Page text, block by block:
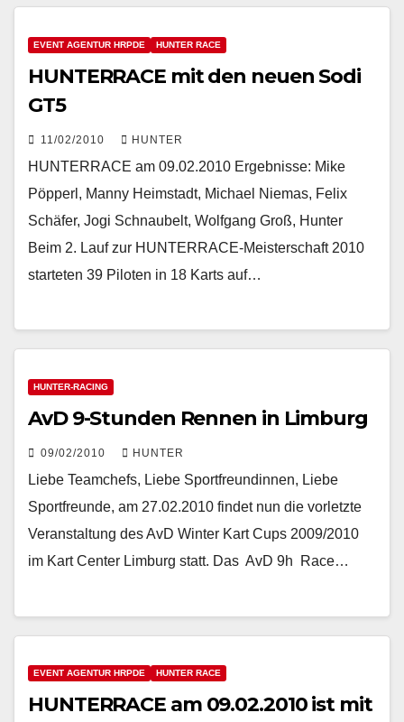
EVENT AGENTUR HRPDE HUNTER RACE
HUNTERRACE mit den neuen Sodi
GT5
11/02/2010 HUNTER
HUNTERRACE am 09.02.2010 Ergebnisse: Mike
Pöpperl, Manny Heimstadt, Michael Niemas, Felix
Schäfer, Jogi Schnaubelt, Wolfgang Groß, Hunter
Beim 2. Lauf zur HUNTERRACE-Meisterschaft 2010
starteten 39 Piloten in 18 Karts auf…
HUNTER-RACING
AvD 9-Stunden Rennen in Limburg
09/02/2010 HUNTER
Liebe Teamchefs, Liebe Sportfreundinnen, Liebe
Sportfreunde, am 27.02.2010 findet nun die vorletzte
Veranstaltung des AvD Winter Kart Cups 2009/2010
im Kart Center Limburg statt. Das  AvD 9h  Race…
EVENT AGENTUR HRPDE HUNTER RACE
HUNTERRACE am 09.02.2010 ist mit